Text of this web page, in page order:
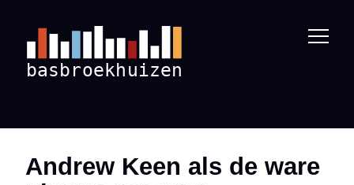
Andrew Keen als de ware